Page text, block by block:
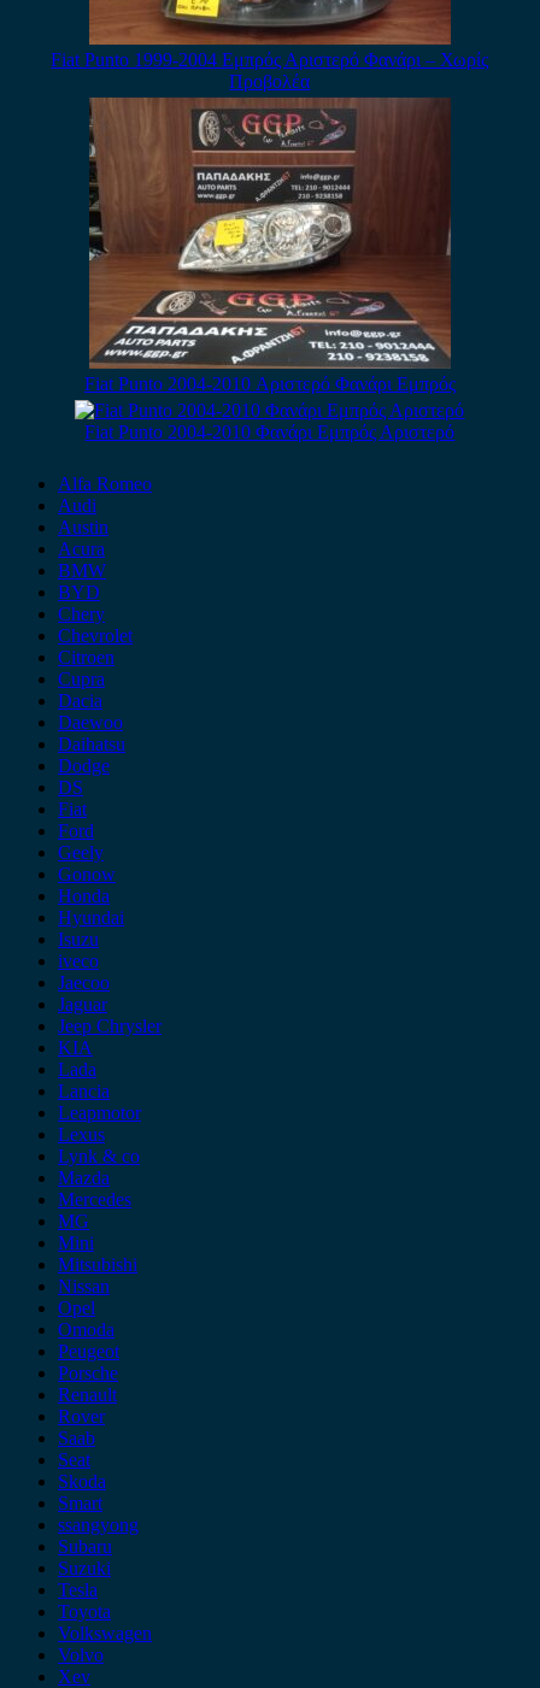
Fiat Punto 1999-2004 Εμπρός Αριστερό Φανάρι – Χωρίς
Προβολέα
Fiat Punto 2004-2010 Αριστερό Φανάρι Εμπρός
Fiat Punto 2004-2010 Φανάρι Εμπρός Αριστερό
Alfa Romeo
Audi
Austin
Acura
BMW
BYD
Chery
Chevrolet
Citroen
Cupra
Dacia
Daewoo
Daihatsu
Dodge
DS
Fiat
Ford
Geely
Gonow
Honda
Hyundai
Isuzu
iveco
Jaecoo
Jaguar
Jeep Chrysler
KIA
Lada
Lancia
Leapmotor
Lexus
Lynk & co
Mazda
Mercedes
MG
Mini
Mitsubishi
Nissan
Opel
Omoda
Peugeot
Porsche
Renault
Rover
Saab
Seat
Skoda
Smart
ssangyong
Subaru
Suzuki
Tesla
Toyota
Volkswagen
Volvo
Xev